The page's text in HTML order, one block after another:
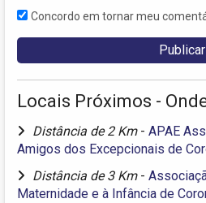
Concordo em tornar meu
Locais Próximos -
Distância de 2 Km - APAE
Amigos dos Excepcionais de
Distância de 3 Km -
Maternidade e à Infância de